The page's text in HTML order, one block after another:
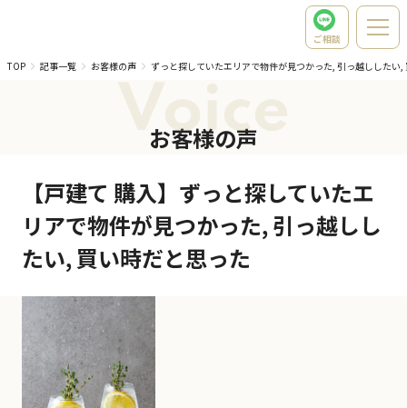
ご相談
TOP
記事一覧 お客様の声 ずっと探していたエリアで物件が見つかった, 引っ越ししたい,
Voice
お客様の声
【戸建て 購入】ずっと探していたエ
リアで物件が見つかった, 引っ越しし
たい, 買い時だと思った